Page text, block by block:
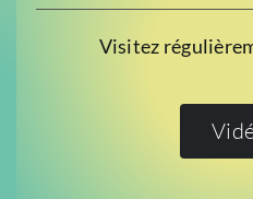
Visitez